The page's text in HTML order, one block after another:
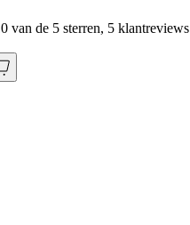
van de 5 sterren, 5 klantreviews